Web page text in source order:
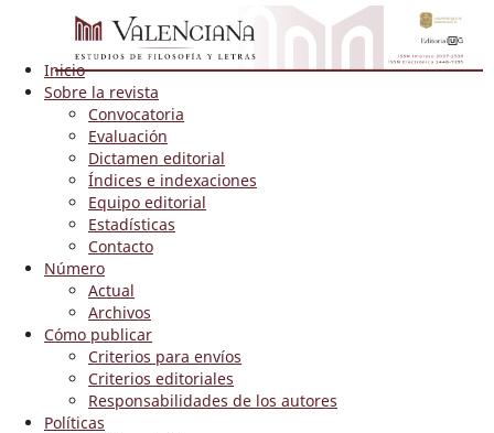
Inicio
Sobre la revista
Convocatoria
Evaluación
Dictamen editorial
Índices e indexaciones
Equipo editorial
Estadísticas
Contacto
Número
Actual
Archivos
Cómo publicar
Criterios para envíos
Criterios editoriales
Responsabilidades de los autores
Políticas